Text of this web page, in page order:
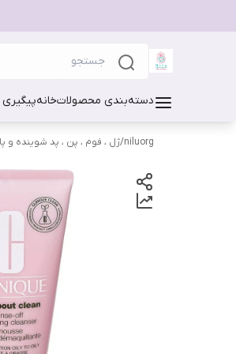
دسته‌بندی محصولاتخانه
niluorg
/ژل ، فوم ، پن ، پد شوینده و